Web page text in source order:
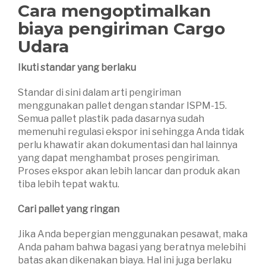
Cara mengoptimalkan
biaya pengiriman Cargo
Udara
Ikuti standar yang berlaku
Standar di sini dalam arti pengiriman
menggunakan pallet dengan standar ISPM-15.
Semua pallet plastik pada dasarnya sudah
memenuhi regulasi ekspor ini sehingga Anda tidak
perlu khawatir akan dokumentasi dan hal lainnya
yang dapat menghambat proses pengiriman.
Proses ekspor akan lebih lancar dan produk akan
tiba lebih tepat waktu.
Cari pallet yang ringan
Jika Anda bepergian menggunakan pesawat, maka
Anda paham bahwa bagasi yang beratnya melebihi
batas akan dikenakan biaya. Hal ini juga berlaku